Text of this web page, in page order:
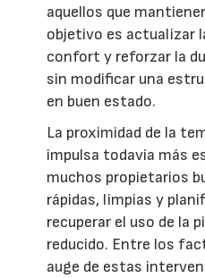
aquellos que
objetivo es actualizar
confort y reforzar la
sin modificar una
en buen estado.
La proximidad de la
impulsa todavía más
muchos propietarios
rápidas, limpias y
recuperar el uso de la
reducido. Entre los
auge de estas